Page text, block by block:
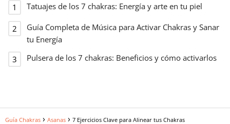
Tatuajes de los 7 chakras: Energía y arte en tu piel
Guía Completa de Música para Activar Chakras y Sanar
tu Energía
Pulsera de los 7 chakras: Beneficios y cómo activarlos
Guía Chakras Asanas 7 Ejercicios Clave para Alinear tus Chakras